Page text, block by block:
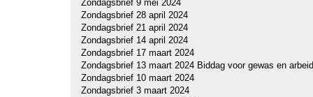
Zondagsbrief 9 mei 2024
Zondagsbrief 28 april 2024
Zondagsbrief 21 april 2024
Zondagsbrief 14 april 2024
Zondagsbrief 17 maart 2024
Zondagsbrief 13 maart 2024 Biddag voor gewas en arbeid
Zondagsbrief 10 maart 2024
Zondagsbrief 3 maart 2024